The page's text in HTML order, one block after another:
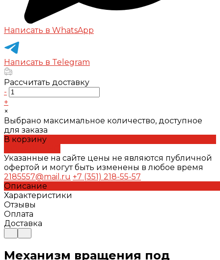
Написать в WhatsApp
Написать в Telegram
Рассчитать доставку
-
+
×
Выбрано максимальное количество, доступное
для заказа
В корзину
Указанные на сайте цены не являются публичной
офертой и могут быть изменены в любое время
2185557@mail.ru +7 (351) 218-55-57
Описание
Характеристики
Отзывы
Оплата
Доставка
Механизм вращения под